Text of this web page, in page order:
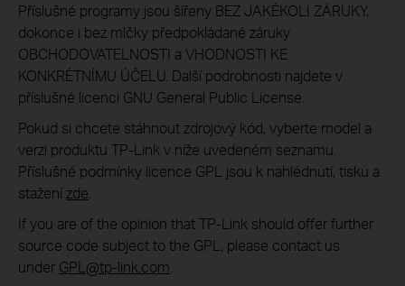
Příslušné programy jsou šířeny BEZ JAKÉKOLI ZÁRUKY,
dokonce i bez mlčky předpokládané záruky
OBCHODOVATELNOSTI a VHODNOSTI KE
KONKRÉTNÍMU ÚČELU. Další podrobnosti najdete v
příslušné licenci GNU General Public License.
Pokud si chcete stáhnout zdrojový kód, vyberte model a
verzi produktu TP-Link v níže uvedeném seznamu.
Příslušné podmínky licence GPL jsou k nahlédnutí, tisku a
staženízde
If you are of the opinion that TP-Link should offer further
source code subject to the GPL, please contact us
under GPL@tp-link.com